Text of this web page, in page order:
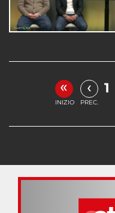
«
INIZIO
‹
PREC.
1